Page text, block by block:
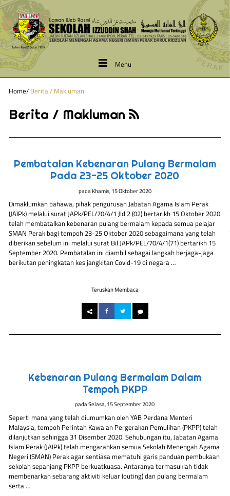
Menu
Home/ Berita / Makluman
Berita / Makluman
Pembatalan Kebenaran Pulang Bermalam
Pada 23-25 Oktober 2020
padaKhamis, 15 Oktober 2020
Dimaklumkan bahawa, pihak pengurusan Jabatan Agama Islam Perak
(JAIPk) melalui surat JAPk/PEL/70/4/1 Jld.2 (02) bertarikh 15 Oktober 2020
telah membatalkan kebenaran pulang bermalam kepada semua pelajar
SMAN Perak bagi tempoh 23-25 Oktober 2020 sebagaimana yang telah
diberikan sebelum ini melalui surat Bil JAPk/PEL/70/4/1(71) bertarikh 15
September 2020. Pembatalan ini diambil sebagai langkah berjaga-jaga
berikutan peningkatan kes jangkitan Covid-19 di negara …
Teruskan Membaca
Kebenaran Pulang Bermalam Dalam
Tempoh PKPP
padaSelasa, 15 September 2020
Seperti mana yang telah diumumkan oleh YAB Perdana Menteri
Malaysia, tempoh Perintah Kawalan Pergerakan Pemulihan (PKPP) telah
dilanjutkan sehingga 31 Disember 2020. Sehubungan itu, Jabatan Agama
Islam Perak (JAIPk) telah mengarahkan semua Sekolah Menengah Agama
Negeri (SMAN) Perak agar sentiasa mematuhi garis panduan pembukaan
sekolah sepanjang PKPP berkuatkuasa. Antaranya termasuklah tidak
membenarkan sebarang aktiviti keluar (outing) dan pulang bermalam
serta …